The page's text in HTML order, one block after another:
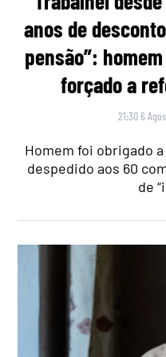
anos de
pensão”:
forçado a
21:30 6
Homem foi obrigado
despedido aos 60
de